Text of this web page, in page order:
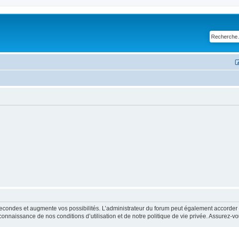
et augmente vos possibilités. L’administrateur du forum peut également
de nos conditions d’utilisation et de notre politique de vie privée. Assurez-